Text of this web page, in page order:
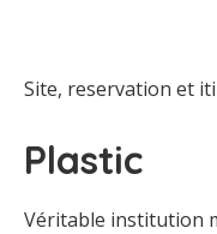
Site, reservation et
Plastic
Véritable institution